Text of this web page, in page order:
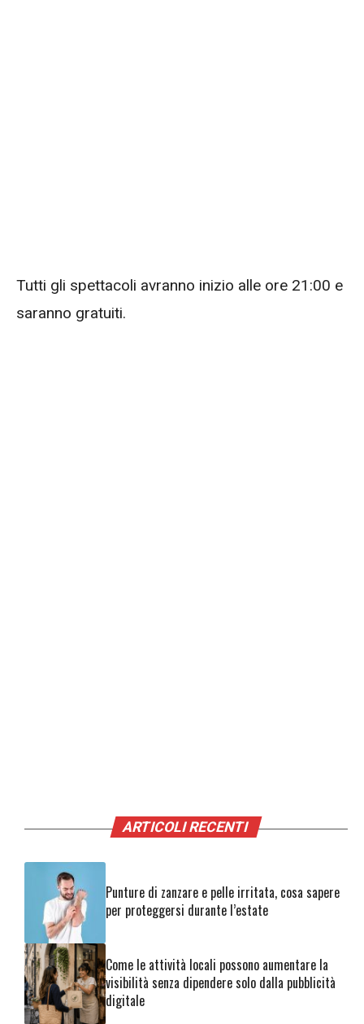
Tutti gli spettacoli avranno inizio alle ore 21:00 e
saranno gratuiti.
ARTICOLI RECENTI
Punture di zanzare e pelle irritata, cosa sapere
per proteggersi durante l’estate
Come le attività locali possono aumentare la
visibilità senza dipendere solo dalla pubblicità
digitale